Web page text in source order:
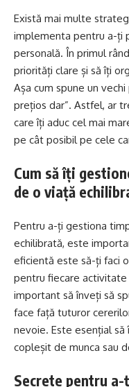
Există mai multe
implementa pentru a-ți
personală. În primul
priorități clare și să îți
Așa cum spune un
prețios dar”. Astfel, ar
care îți aduc cel mai
pe cât posibil pe cele
Cum să îți
de o viață
Pentru a-ți gestiona
echilibrată, este
eficientă este să-ți faci
pentru fiecare
important să înveți să
face față tuturor
nevoie. Este esențial
copleșit de munca sau
Secrete pentru